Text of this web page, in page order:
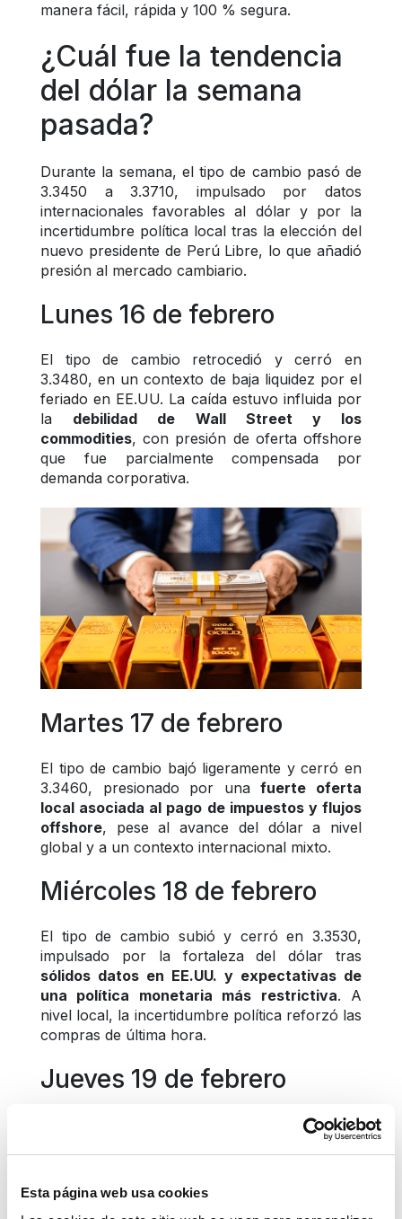
Esta página web usa cookies
manera fácil, rápida y 100 % segura.
¿Cuál fue la tendencia
del dólar la semana
pasada?
Durante la semana, el tipo de cambio pasó de
3.3450 a 3.3710, impulsado por datos
internacionales favorables al dólar y por la
incertidumbre política local tras la elección del
nuevo presidente de Perú Libre, lo que añadió
presión al mercado cambiario.
Lunes 16 de febrero
El tipo de cambio retrocedió y cerró en
3.3480, en un contexto de baja liquidez por el
feriado en EE.UU. La caída estuvo influida por
la debilidad de Wall Street y los
commodities, con presión de oferta offshore
que fue parcialmente compensada por
demanda corporativa.
Martes 17 de febrero
El tipo de cambio bajó ligeramente y cerró en
3.3460, presionado por una fuerte oferta
local asociada al pago de impuestos y flujos
offshore, pese al avance del dólar a nivel
global y a un contexto internacional mixto.
Miércoles 18 de febrero
El tipo de cambio subió y cerró en 3.3530,
sólidos datos en EE.UU. y expectativas de
una política monetaria más restrictiva. A
nivel local, la incertidumbre política reforzó las
compras de última hora.
Jueves 19 de febrero
El jueves, el tipo de cambio subió y cerró en
3.3600, impulsado por datos positivos en
nerviosismo local tras la sorpresiva elección
de José María Balcázar